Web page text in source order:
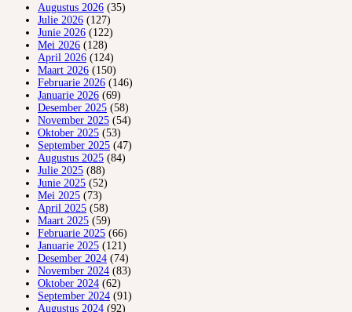
Augustus 2026 (35)
Julie 2026 (127)
Junie 2026 (122)
Mei 2026 (128)
April 2026 (124)
Maart 2026 (150)
Februarie 2026 (146)
Januarie 2026 (69)
Desember 2025 (58)
November 2025 (54)
Oktober 2025 (53)
September 2025 (47)
Augustus 2025 (84)
Julie 2025 (88)
Junie 2025 (52)
Mei 2025 (73)
April 2025 (58)
Maart 2025 (59)
Februarie 2025 (66)
Januarie 2025 (121)
Desember 2024 (74)
November 2024 (83)
Oktober 2024 (62)
September 2024 (91)
Augustus 2024 (92)